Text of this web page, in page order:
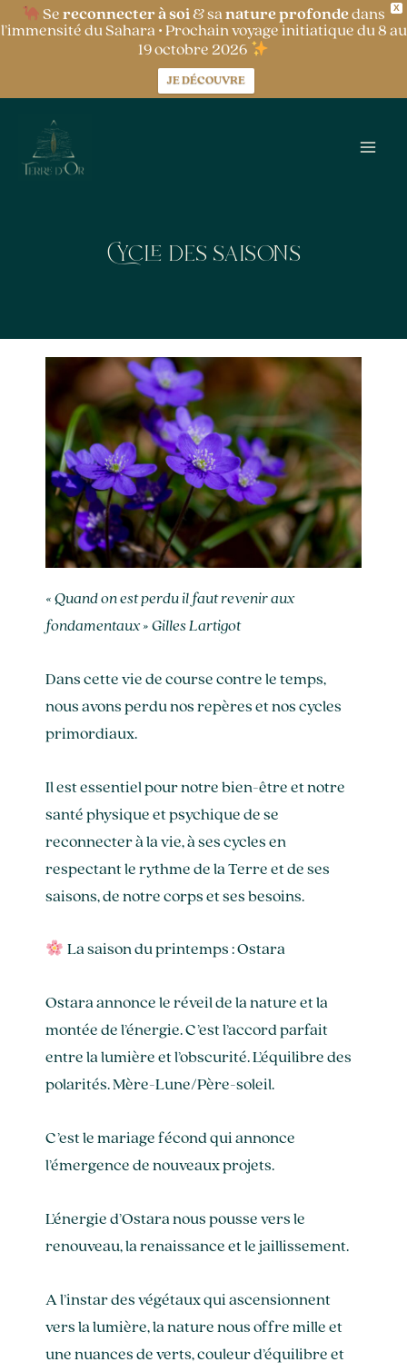
X
Sereconnecter à soi& sanature profondedans
l’immensité du Sahara • Prochain voyage initiatique du 8 au
19 octobre 2026
JE DÉCOUVRE
Aller
Cycle des saisons
« Quand on est perdu il faut revenir aux
fondamentaux » Gilles Lartigot
Dans cette vie de course contre le temps,
nous avons perdu nos repères et nos cycles
primordiaux.
Il est essentiel pour notre bien-être et notre
santé physique et psychique de se
reconnecter à la vie, à ses cycles en
respectant le rythme de la Terre et de ses
saisons, de notre corps et ses besoins.
La saison du printemps : Ostara
Ostara annonce le réveil de la nature et la
montée de l’énergie. C’est l’accord parfait
entre la lumière et l’obscurité. L’équilibre des
polarités. Mère-Lune/Père-soleil.
C’est le mariage fécond qui annonce
l’émergence de nouveaux projets.
L’énergie d’Ostara nous pousse vers le
renouveau, la renaissance et le jaillissement.
A l’instar des végétaux qui ascensionnent
vers la lumière, la nature nous offre mille et
une nuances de verts, couleur d’équilibre et